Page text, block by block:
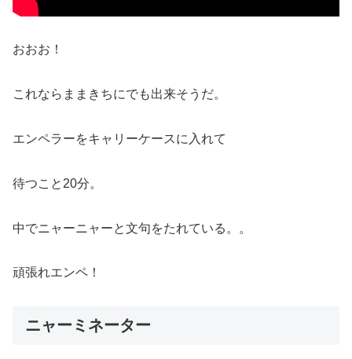
おおお！
これならままきちにでも出来そうだ。
エンペラーをキャリーケースに入れて
待つこと20分。
中でニャーニャーと文句をたれている。。
頑張れエンペ！
ニャーミネーター